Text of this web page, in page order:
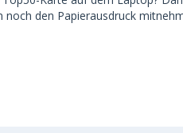
den Papierausdruck